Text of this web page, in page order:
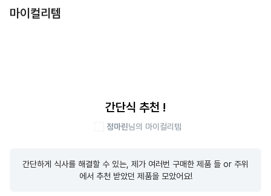
마이컬리템
간단식 추천 !
정마린님의 마이컬리템
간단하게 식사를 해결할 수 있는, 제가 여러번 구매한 제품 들 or 주위
에서 추천 받았던 제품을 모았어요!